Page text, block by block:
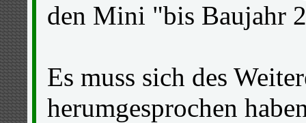
den Mini "bis Baujahr
Es muss sich des
herumgesprochen